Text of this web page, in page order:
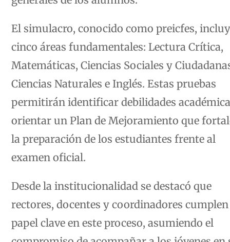
El simulacro, conocido como preicfes,
cinco áreas fundamentales: Lectura Crítica,
Matemáticas, Ciencias Sociales y
Ciencias Naturales e Inglés. Estas pruebas
permitirán identificar debilidades
orientar un Plan de Mejoramiento que
la preparación de los estudiantes frente al
examen oficial.
Desde la institucionalidad se destacó que
rectores, docentes y coordinadores
papel clave en este proceso, asumiendo el
compromiso de acompañar a los jóvenes en